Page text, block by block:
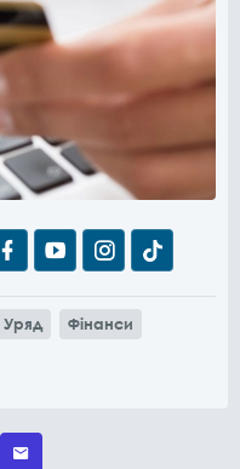
Уряд Фінанси